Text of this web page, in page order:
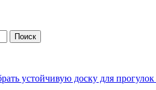
устойчивую доску для